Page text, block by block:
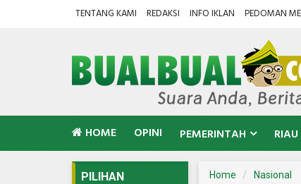
TENTANG KAMI REDAKSI INFO IKLAN PEDOMAN
HOME OPINI PEMERINTAH RIAU
PILIHAN Home Nasional